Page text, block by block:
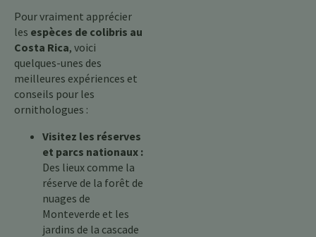
Pour vraiment apprécier
les espèces de colibris au
Costa Rica, voici
quelques-unes des
meilleures expériences et
conseils pour les
ornithologues :
Visitez les réserves
et parcs nationaux :
Des lieux comme la
réserve de la forêt de
nuages de
Monteverde et les
jardins de la cascade